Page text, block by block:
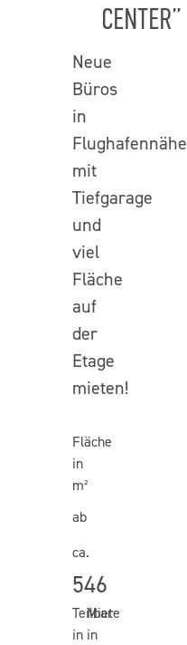
CENTER”
Neue
Büros
in
Flughafennähe
mit
Tiefgarage
und
viel
Fläche
auf
der
Etage
mieten!
Fläche
in
m²
ab
ca.
546
Teilbar
in
Miete
in